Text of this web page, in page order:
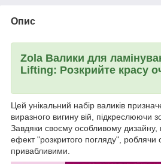
Опис
Zola Валики для
Lifting: Розкрийте красу
Цей унікальний набір валиків
виразного вигину вій, підкреслюючи
Завдяки своєму особливому дизайну,
ефект "розкритого погляду", роблячи
привабливими.